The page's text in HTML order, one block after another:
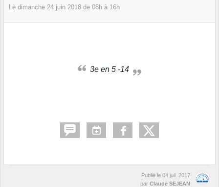
Le dimanche 24 juin 2018 de 08h à 16h
3e en 5 -14
Publié le 04 juil. 2017
par Claude SEJEAN